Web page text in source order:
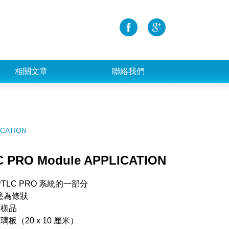
相關文章 聯絡我們
PRO Module APPLICATION
PRO 系統的一部分
為條狀
品
板（20 x 10 厘米）